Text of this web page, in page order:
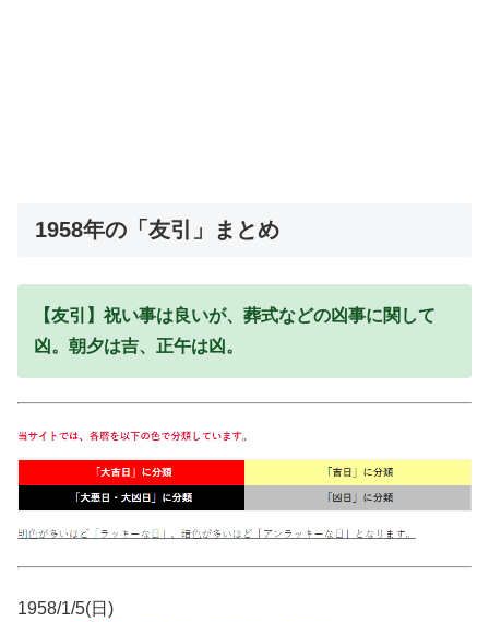
1958年の「友引」まとめ
【友引】祝い事は良いが、葬式などの凶事に関して
凶。朝夕は吉、正午は凶。
1958/1/5(日)